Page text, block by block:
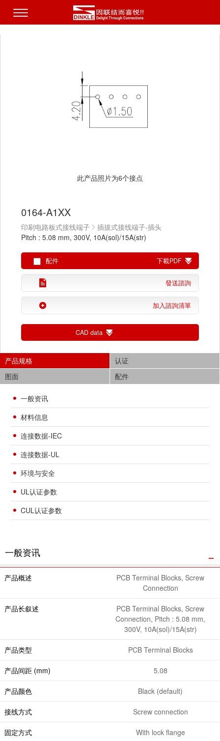
此产品照片为6个接点
0164-A1XX
印刷电路板式接线端子
插拔式接线端子-插头
Pitch : 5.08 mm, 300V, 10A(sol)/15A(str)
配件 下載PDF
發送諮詢
加入諮詢清單
CAD data
产品规格
认证
图面
配件
一般资讯
材料信息
连接数据-IEC
连接数据-UL
环境与安全
UL认证参数
CUL认证参数
一般资讯
产品概述
PCB Terminal Blocks, Screw
Connection
产品长叙述
PCB Terminal Blocks, Screw
Connection, Pitch : 5.08 mm,
300V, 10A(sol)/15A(str)
产品类型 PCB Terminal Blocks
产品间距 (mm) 5.08
产品颜色 Black (default)
接线方式 Screw connection
固定方式 With lock flange